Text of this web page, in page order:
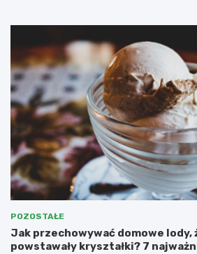
POZOSTAŁE
Jak przechowywać domowe lody,
powstawały kryształki? 7